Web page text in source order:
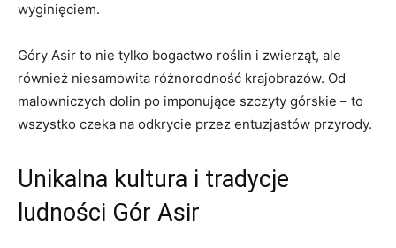
wyginięciem.
Góry Asir to nie‍ tylko bogactwo ⁤roślin i zwierząt, ale
również⁤ niesamowita ‍różnorodność krajobrazów. Od‍
malowniczych dolin po​ imponujące szczyty‌ górskie⁢ – to
wszystko czeka na odkrycie przez entuzjastów‌ przyrody.
Unikalna kultura i ​tradycje
ludności Gór⁣ Asir